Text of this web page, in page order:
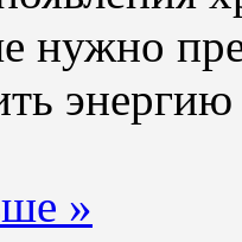
нужно
энергию
»